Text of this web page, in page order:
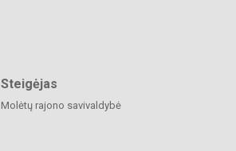
Steigėjas
Molėtų rajono savivaldybė